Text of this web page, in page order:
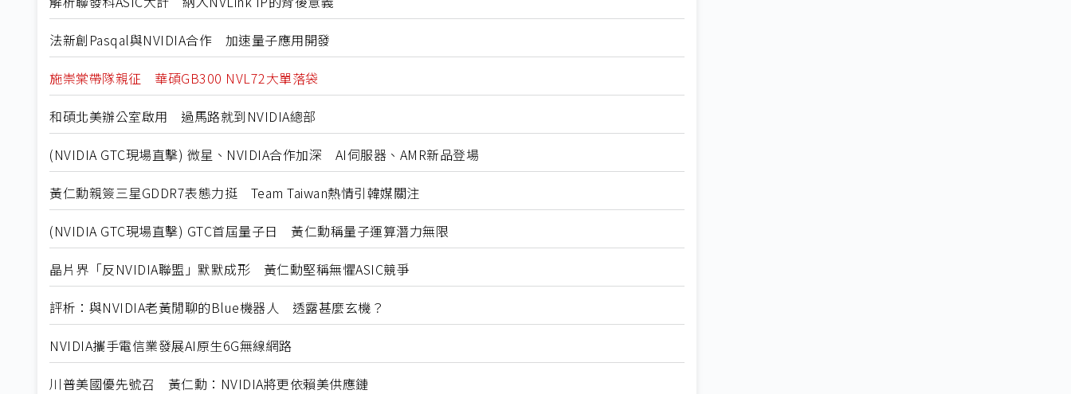
法新創Pasqal與NVIDIA合作 加速量子應用開發
施崇棠帶隊親征 華碩GB300 NVL72大單落袋
和碩北美辦公室啟用 過馬路就到NVIDIA總部
(NVIDIA GTC現場直擊) 微星、NVIDIA合作加深 AI伺服器、AMR新品登場
黃仁勳親簽三星GDDR7表態力挺 Team Taiwan熱情引韓媒關注
(NVIDIA GTC現場直擊) GTC首屆量子日 黃仁勳稱量子運算潛力無限
晶片界「反NVIDIA聯盟」默默成形 黃仁勳堅稱無懼ASIC競爭
評析：與NVIDIA老黃閒聊的Blue機器人 透露甚麼玄機？
NVIDIA攜手電信業發展AI原生6G無線網路
川普美國優先號召 黃仁勳：NVIDIA將更依賴美供應鏈